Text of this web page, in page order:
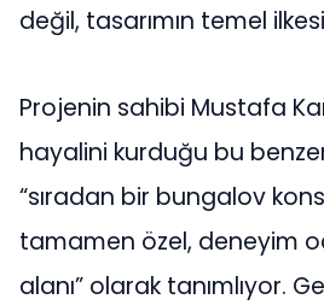
değil, tasarımın temel
Projenin sahibi Mustafa
hayalini kurduğu bu
“sıradan bir bungalov
tamamen özel, deneyim
alanı” olarak tanımlıyor.